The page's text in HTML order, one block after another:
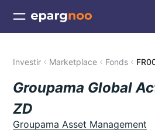
Investir Marketplace Fonds
Groupama Global
ZD
Groupama Asset Management